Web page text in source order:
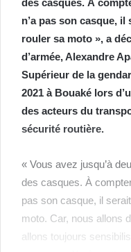
des casques. À
n’a pas son casque,
rouler sa moto », a
d’armée, Alexandre
Supérieur de la
2021 à Bouaké lors
des acteurs du
sécurité routière.
« Vous avez jusqu’à
des casques. À
pas son casque, il
moto. Car, nous allons
allons toujours